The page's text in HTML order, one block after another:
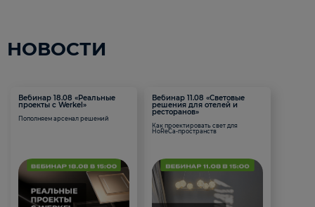
НОВОСТИ
Вебинар 18.08 «Реальные
проекты с Werkel»
Пополняем арсенал решений
Вебинар 11.08 «Световые
решения для отелей и
ресторанов»
Как проектировать свет для
HoReCa-пространств